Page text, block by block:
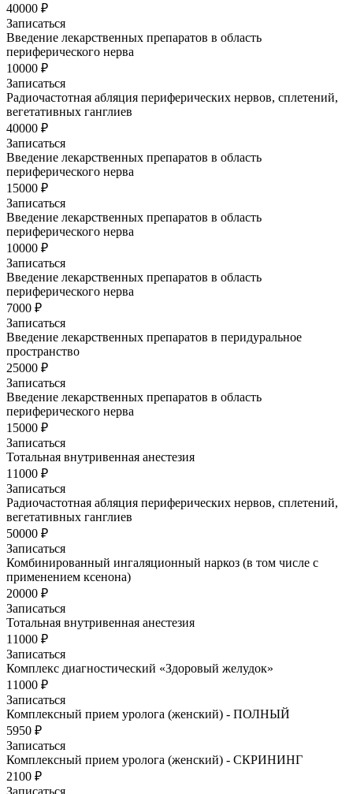
40000 ₽
Записаться
Введение лекарственных препаратов в область
периферического нерва
10000 ₽
Записаться
Радиочастотная абляция периферических нервов, сплетений,
вегетативных ганглиев
40000 ₽
Записаться
Введение лекарственных препаратов в область
периферического нерва
15000 ₽
Записаться
Введение лекарственных препаратов в область
периферического нерва
10000 ₽
Записаться
Введение лекарственных препаратов в область
периферического нерва
7000 ₽
Записаться
Введение лекарственных препаратов в перидуральное
пространство
25000 ₽
Записаться
Введение лекарственных препаратов в область
периферического нерва
15000 ₽
Записаться
Тотальная внутривенная анестезия
11000 ₽
Записаться
Радиочастотная абляция периферических нервов, сплетений,
вегетативных ганглиев
50000 ₽
Записаться
Комбинированный ингаляционный наркоз (в том числе с
применением ксенона)
20000 ₽
Записаться
Тотальная внутривенная анестезия
11000 ₽
Записаться
Комплекс диагностический «Здоровый желудок»
11000 ₽
Записаться
Комплексный прием уролога (женский) - ПОЛНЫЙ
5950 ₽
Записаться
Комплексный прием уролога (женский) - СКРИНИНГ
2100 ₽